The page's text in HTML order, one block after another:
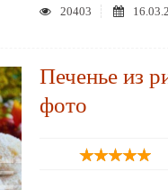
20403
Печенье из
фото